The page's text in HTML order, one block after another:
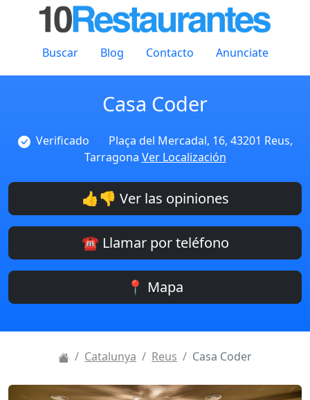
Buscar Blog Contacto Anunciate
Casa Coder
Verificado
Plaça del Mercadal, 16, 43201 Reus,
Tarragona Ver Localización
👍👎 Ver las opiniones
☎️ Llamar por teléfono
📍 Mapa
Catalunya Reus Casa Coder